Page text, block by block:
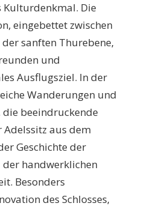
Kulturdenkmal. Die
eingebettet zwischen
sanften Thurebene,
und
Ausflugsziel. In der
Wanderungen und
die beeindruckende
aus dem
Geschichte der
handwerklichen
Besonders
des Schlosses,